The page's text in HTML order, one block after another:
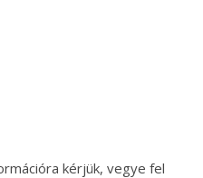
kérjük, vegye fel